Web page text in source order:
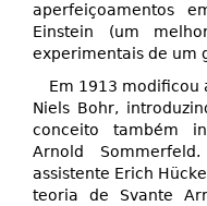
aperfeiçoamentos
Einstein (um
experimentais de um
Em 1913 modificou
Niels Bohr,
conceito também
Arnold
assistente Erich
teoria de Svante